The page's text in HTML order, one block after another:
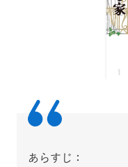
あらすじ：